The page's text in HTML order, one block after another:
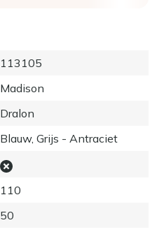
113105
Madison
Dralon
Blauw, Grijs - Antraciet
110
50